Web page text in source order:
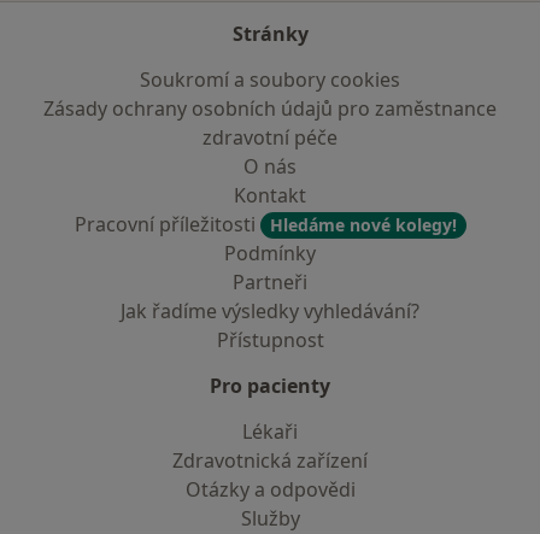
Stránky
Soukromí a soubory cookies
Zásady ochrany osobních údajů pro zaměstnance
zdravotní péče
O nás
Kontakt
Pracovní příležitosti
Hledáme nové kolegy!
Podmínky
Partneři
Jak řadíme výsledky vyhledávání?
Přístupnost
Pro pacienty
Lékaři
Zdravotnická zařízení
Otázky a odpovědi
Služby